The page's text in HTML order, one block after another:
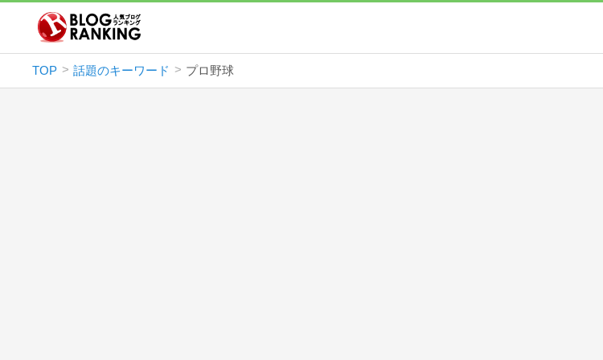
TOP 話題のキーワード プロ野球